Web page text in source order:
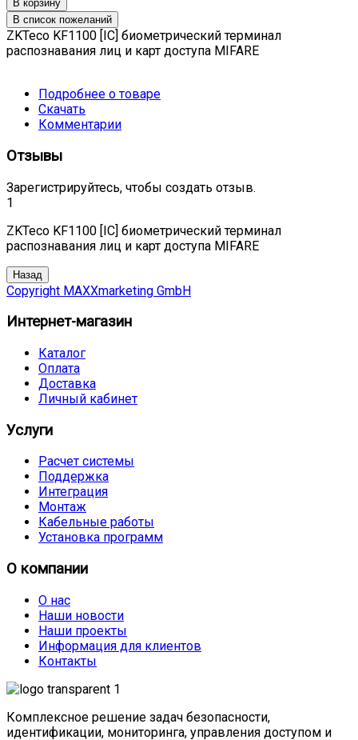
ZKTeco KF1100 [IC] биометрический терминал
распознавания лиц и карт доступа MIFARE
Подробнее о товаре
Скачать
Комментарии
Отзывы
Зарегистрируйтесь, чтобы создать отзыв.
1
ZKTeco KF1100 [IC] биометрический терминал
распознавания лиц и карт доступа MIFARE
Copyright MAXXmarketing GmbH
Интернет-магазин
Каталог
Оплата
Доставка
Личный кабинет
Услуги
Расчет системы
Поддержка
Интеграция
Монтаж
Кабельные работы
Установка программ
О компании
О нас
Наши новости
Наши проекты
Информация для клиентов
Контакты
Комплексное решение задач безопасности,
идентификации, мониторинга, управления доступом и